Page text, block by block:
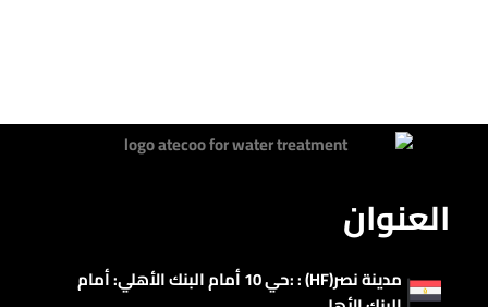
العنوان
مدينة نصر(HF) : :حي 10 أمام البنك الأهلي: أمام